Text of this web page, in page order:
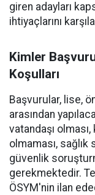
giren adayları
ihtiyaçlarını
Kimler
Koşulları
Başvurular, lise,
arasından
vatandaşı
olmaması, sağlık
güvenlik
gerekmektedir.
ÖSYM'nin ilan